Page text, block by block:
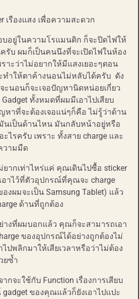
อยู่ในความโรแมนติก ก็จะปิดไฟให้
รับ ผมก็เป็นคนนึงที่จะเปิดไฟในห้อง
าะว่าไม่อยากให้มีแสงเยอะๆตอน
ทำให้ตาค้างนอนไม่หลับได้ครับ ดัง
นอนก็จะเจอปัญหานิดหน่อยเกี่ยว
ทั้งหมดที่ผมมีเอาไปเสียบ
หาที่จะต้องเจอแน่ๆก็คือ ไม่รู้ว่าด้าน
นเป็นด้านไหน มันกลับหน้าอยู่หรือ
ะไรครับ เพราะ ทั้งสาย charge และ
วามมืด
ากเท่าไหร่แค่ คุณเดินไปซื้อ sticker
อาไว้ที่ตัวอุปกรณ์ที่คุณจะ charge
งผมจะเป็น Samsung Tablet) แล้ว
ด้านที่ถูกต้อง
างที่ผมบอกแล้ว คุณก็จะสามารถเอา
ของอุปกรณ์ได้อย่างถูกต้องไม่
ปพลิกมาให้เสียเวลาหรือว่าไม่ต้อง
ยซ้ำ
กจะใช้กับ Function เรื่องการเสียบ
ของคุณแล้วก็ยังเอาไปแปะ